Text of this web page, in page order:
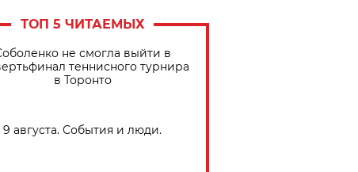
ТОП 5 ЧИТАЕМЫХ
не смогла выйти в
теннисного турнира
в Торонто
9 августа. События и люди.